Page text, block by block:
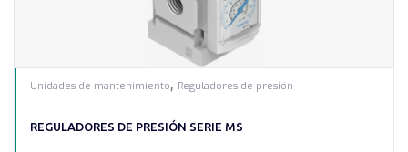
Unidades de mantenimiento, Reguladores de presión
REGULADORES DE PRESIÓN SERIE MS